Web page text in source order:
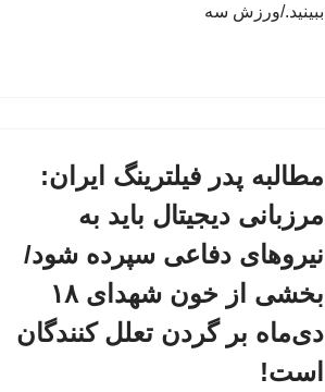
ببینید./ورزش سه
مطالبه پدر فیلترینگ ایران:
مرزبانی دیجیتال باید به
نیروهای دفاعی سپرده شود/
بخشی از خون شهدای ۱۸
دی‌ماه بر گردن تعلل کنندگان
است!